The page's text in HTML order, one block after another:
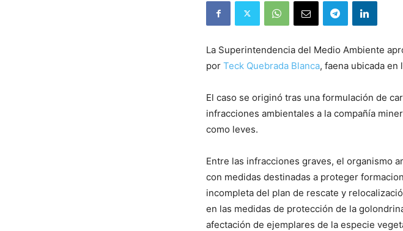
La Superintendencia del Medio Ambiente
por Teck Quebrada Blanca, faena ubicada en
El caso se originó tras una formulación de
infracciones ambientales a la compañía
como leves.
Entre las infracciones graves, el organismo
con medidas destinadas a proteger
incompleta del plan de rescate y
en las medidas de protección de la
afectación de ejemplares de la especie